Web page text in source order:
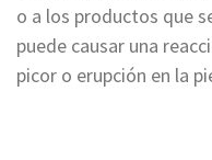
o a los productos que
puede causar una
picor o erupción en la